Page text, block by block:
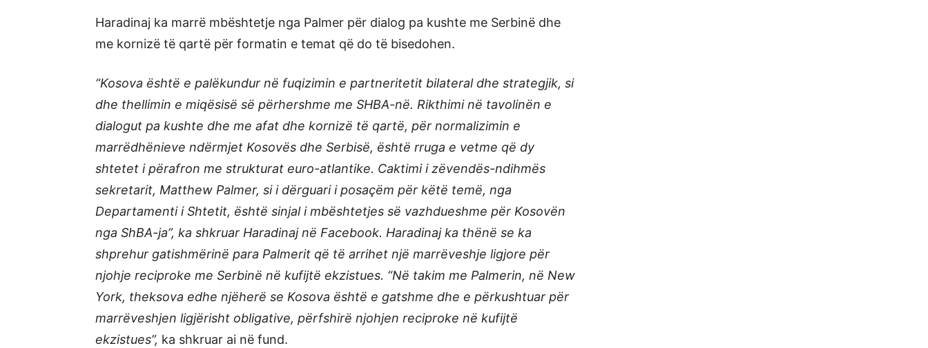
Haradinaj ka marrë mbështetje nga Palmer për dialog pa kushte me Serbinë dhe
me kornizë të qartë për formatin e temat që do të bisedohen.
“Kosova është e palëkundur në fuqizimin e partneritetit bilateral dhe strategjik, si
dhe thellimin e miqësisë së përhershme me SHBA-në. Rikthimi në tavolinën e
dialogut pa kushte dhe me afat dhe kornizë të qartë, për normalizimin e
marrëdhënieve ndërmjet Kosovës dhe Serbisë, është rruga e vetme që dy
shtetet i përafron me strukturat euro-atlantike. Caktimi i zëvendës-ndihmës
sekretarit, Matthew Palmer, si i dërguari i posaçëm për këtë temë, nga
Departamenti i Shtetit, është sinjal i mbështetjes së vazhdueshme për Kosovën
nga ShBA-ja”, ka shkruar Haradinaj në Facebook. Haradinaj ka thënë se ka
shprehur gatishmërinë para Palmerit që të arrihet një marrëveshje ligjore për
njohje reciproke me Serbinë në kufijtë ekzistues. “Në takim me Palmerin, në New
York, theksova edhe njëherë se Kosova është e gatshme dhe e përkushtuar për
marrëveshjen ligjërisht obligative, përfshirë njohjen reciproke në kufijtë
ekzistues”, ka shkruar ai në fund.